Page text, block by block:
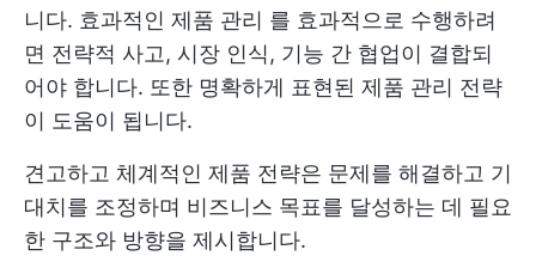
니다. 효과적인 제품 관리 를 효과적으로 수행하려
면 전략적 사고, 시장 인식, 기능 간 협업이 결합되
어야 합니다. 또한 명확하게 표현된 제품 관리 전략
이 도움이 됩니다.
견고하고 체계적인 제품 전략은 문제를 해결하고 기
대치를 조정하며 비즈니스 목표를 달성하는 데 필요
한 구조와 방향을 제시합니다.